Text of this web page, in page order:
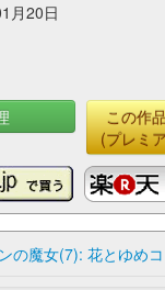
月20日
この作
(プレミ
の魔女(7): 花とゆめ